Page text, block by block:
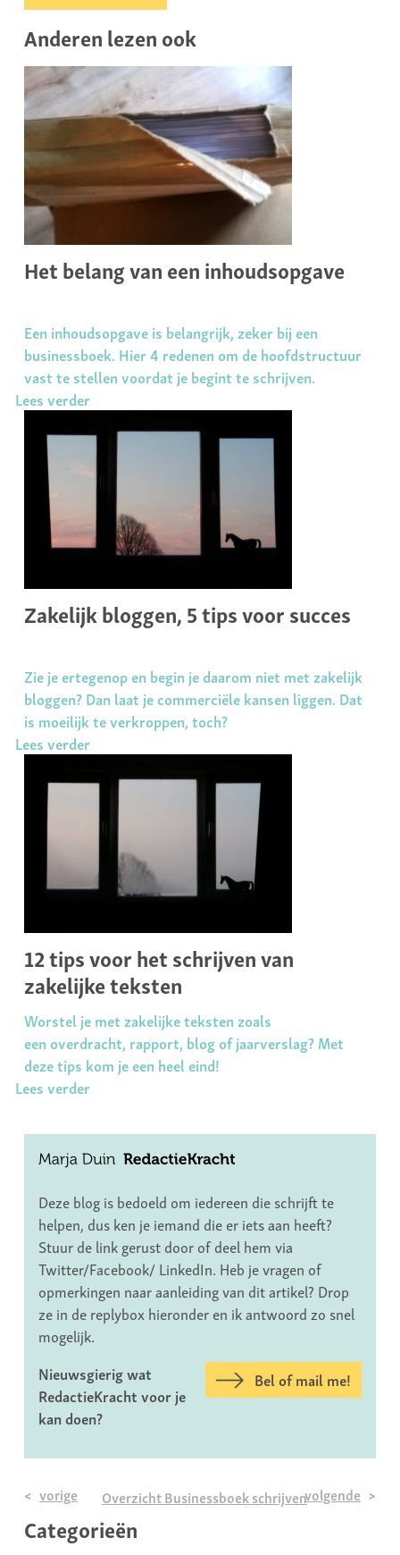
Anderen lezen ook
Het belang van een inhoudsopgave
Een inhoudsopgave is belangrijk, zeker bij een
businessboek. Hier 4 redenen om de hoofdstructuur
vast te stellen voordat je begint te schrijven.
Lees verder
Zakelijk bloggen, 5 tips voor succes
Zie je ertegenop en begin je daarom niet met zakelijk
bloggen? Dan laat je commerciële kansen liggen. Dat
is moeilijk te verkroppen, toch?
Lees verder
12 tips voor het schrijven van
zakelijke teksten
Worstel je met zakelijke teksten zoals
een overdracht, rapport, blog of jaarverslag? Met
deze tips kom je een heel eind!
Lees verder
Deze blog is bedoeld om iedereen die schrijft te
helpen, dus ken je iemand die er iets aan heeft?
Stuur de link gerust door of deel hem via
Twitter/Facebook/ LinkedIn. Heb je vragen of
opmerkingen naar aanleiding van dit artikel? Drop
ze in de replybox hieronder en ik antwoord zo snel
mogelijk.
Bel of mail me!
Nieuwsgierig wat
RedactieKracht voor je
kan doen?
volgende
Overzicht Businessboek schrijven
vorige
Categorieën